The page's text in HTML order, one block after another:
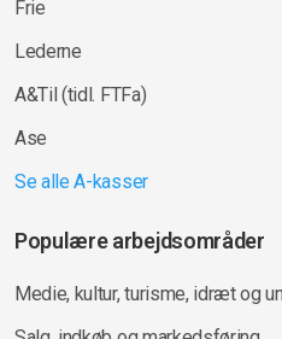
Frie
Lederne
A&Til (tidl. FTFa)
Ase
Se alle A-kasser
Populære arbejdsområder
Medie, kultur, turisme, idræt og